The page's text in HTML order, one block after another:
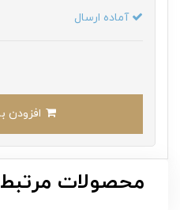
آماده ارسال
محصولات مرتبط